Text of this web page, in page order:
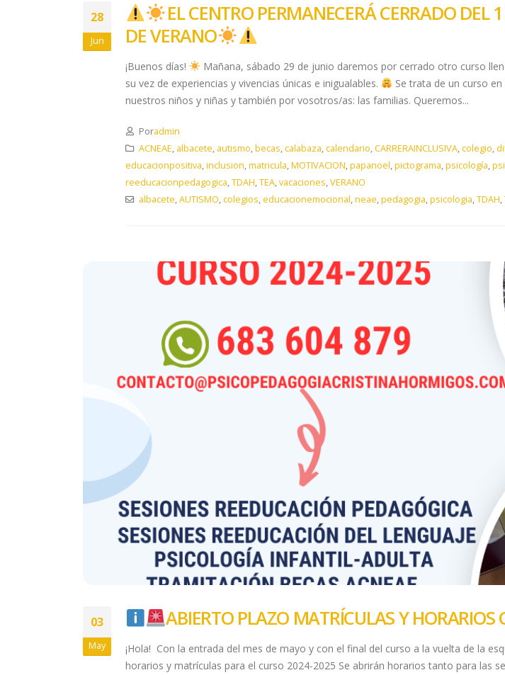
28
Jun
EL CENTRO PERMANECERÁ CERRADO DEL
DE VERANO
¡Buenos días!
Mañana, sábado 29 de junio daremos por cerrado otro curso
su vez de experiencias y vivencias únicas e inigualables.
Se trata de un curso
nuestros niños y niñas y también por vosotros/as: las familias. Queremos...
Poradmin
ACNEAE, albacete, autismo,becas,calabaza,calendario,CARRERAINCLUSIVA,colegio,
educacionpositiva,inclusion,matricula,MOTIVACION,papanoel,pictograma,psicología,
reeducacionpedagogica,TDAH,TEA,vacaciones,VERANO
albacete,AUTISMO,colegios,educacionemocional,neae,pedagogia,psicologia,TDAH,
03
May
ABIERTO PLAZO MATRÍCULAS Y HORARIOS
¡Hola! Con la entrada del mes de mayo y con el final del curso a la vuelta de la
horarios y matrículas para el curso 2024-2025 Se abrirán horarios tanto para las